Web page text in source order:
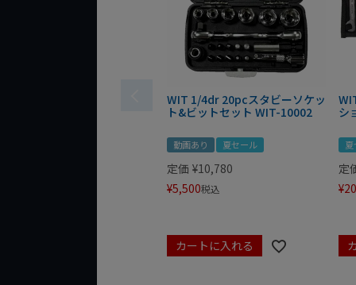
WIT 1/4dr 20pcスタビーソケッ
ト&ビットセット WIT-10002
動画あり 夏セール
定価 ¥10,780
¥5,500税込
カートに入れる
シ
定
¥